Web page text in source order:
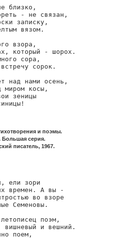
близко,
- не связан,
записку,
вязом.
взора,
который - шорох.
сора,
сорок.
над нами осень,
миром косы,
зеницы
и поэмы.
Большая серия.
писатель, 1967.
ели зори
времен. А вы -
во взоре
Семеновы.
поэм,
вишневый и вешний.
поем,